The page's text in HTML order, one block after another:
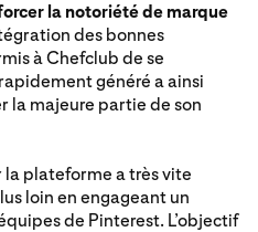
la notoriété de marque
des bonnes
à Chefclub de se
généré a ainsi
la majeure partie de son
la plateforme a très vite
loin en engageant un
de Pinterest. L’objectif